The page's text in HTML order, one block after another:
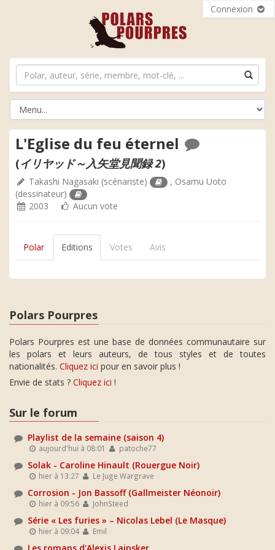
Connexion
L'Eglise du feu éternel
(イリヤッド～入矢堂見聞録 2)
Takashi Nagasaki (scénariste) , Osamu Uoto
(dessinateur)
2003
Aucun vote
Polar Editions Votes Avis
Polars Pourpres
Polars Pourpres est une base de données communautaire sur
les polars et leurs auteurs, de tous styles et de toutes
nationalités. Cliquez ici pour en savoir plus !
Envie de stats ? Cliquez ici !
Sur le forum
Playlist de la semaine (saison 4)
aujourd'hui à 08:01 patoche77
Solak - Caroline Hinault (Rouergue Noir)
hier à 13:27 Le Juge Wargrave
Corrosion - Jon Bassoff (Gallmeister Néonoir)
hier à 09:56 JohnSteed
Série « Les furies » – Nicolas Lebel (Le Masque)
hier à 09:04 Emil